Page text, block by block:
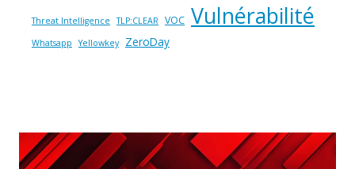
Threat Intelligence TLP:CLEAR VOC Vulnérabilité
Whatsapp Yellowkey ZeroDay